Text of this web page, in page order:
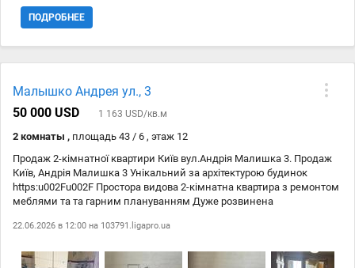
ПОДРОБНЕЕ
Малышко Андрея ул., 3
50 000 USD
1 163 USD/кв.м
2 комнаты , площадь 43 / 6 , этаж 12
Продаж 2-кімнатної квартири Київ вул.Андрія Малишка 3. Продаж
Київ, Андрія Малишка 3 Унікальний за архітектурою будинок
https:u002Fu002F Простора видова 2-кімнатна квартира з ремонтом
меблями та та гарним плануванням Дуже розвинена
пішки 3 хвилини ТЦ Дитячий Світ магазини супермаркети дитячі
22.06.2026 в 12:00 на 103791.ligapro.ua